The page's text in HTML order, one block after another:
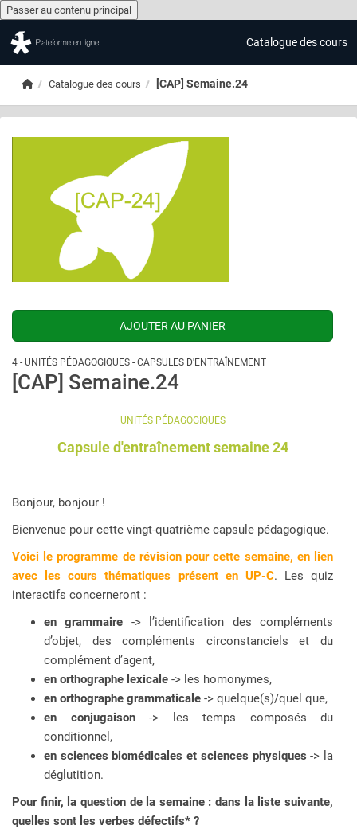
Passer au contenu principal
Passer au contenu principal
Catalogue des cours
AccueilCatalogue des cours [CAP] Semaine.24
4 - UNITÉS PÉDAGOGIQUES - CAPSULES D'ENTRAÎNEMENT
[CAP] Semaine.24
UNITÉS PÉDAGOGIQUES
Capsule d'entraînement semaine 24
Bonjour, bonjour !
Bienvenue pour cette vingt-quatrième capsule pédagogique.
Voici le programme de révision pour cette semaine, en lien
avec les cours thématiques présent en UP-C. Les quiz
interactifs concerneront :
en grammaire -> l’identification des compléments
d’objet, des compléments circonstanciels et du
complément d’agent,
en orthographe lexicale -> les homonymes,
en orthographe grammaticale -> quelque(s)/quel que,
en conjugaison-> les temps composés du
conditionnel,
en sciences biomédicales et sciences physiques -> la
déglutition.
Pour finir, la question de la semaine : dans la liste suivante,
quelles sont les verbes défectifs* ?